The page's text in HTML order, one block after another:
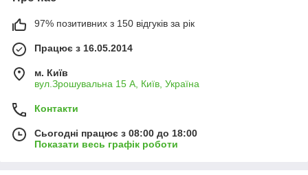
97% позитивних з 150 відгуків за рік
Працює з 16.05.2014
м. Київ
вул.Зрошувальна 15 А, Київ, Україна
Контакти
Сьогодні працює з 08:00 до 18:00
Показати весь графік роботи